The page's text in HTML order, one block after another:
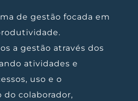
de gestão focada em
a gestão através dos
atividades e
uso e o
colaborador,